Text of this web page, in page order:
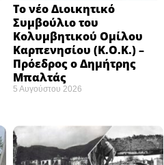
Το νέο Διοικητικό
Συμβούλιο του
Κολυμβητικού Ομίλου
Καρπενησίου (Κ.Ο.Κ.) –
Πρόεδρος ο Δημήτρης
Μπαλτάς
5 Αυγούστου 2026